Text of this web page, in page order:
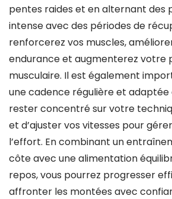
pentes raides et en alternant des
intense avec des périodes de
renforcerez vos muscles,
endurance et augmenterez votre
musculaire. Il est également
une cadence régulière et adaptée
rester concentré sur votre
et d’ajuster vos vitesses pour
l’effort. En combinant un
côte avec une alimentation
repos, vous pourrez progresser
affronter les montées avec